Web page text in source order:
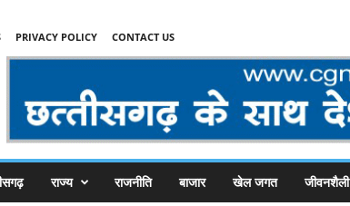
PRIVACY POLICY CONTACT US
राज्य राजनीति बाजार खेल जगत जीवनशैली